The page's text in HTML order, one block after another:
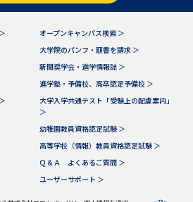
大学進学IDについて
受付内容・発送状況の確認
個人情報取扱規定
訂正のご案内
オープンキャンパス検索 ＞
大学院のパンフ・願書を請求 ＞
新聞奨学会・進学情報誌 ＞
進学塾・予備校、高卒認定予備校 ＞
大学入学共通テスト「受験上の配慮案内」
＞
幼稚園教員資格認定試験 ＞
高等学校（情報）教員資格認定試験 ＞
Ｑ＆Ａ よくあるご質問 ＞
ユーザーサポート ＞